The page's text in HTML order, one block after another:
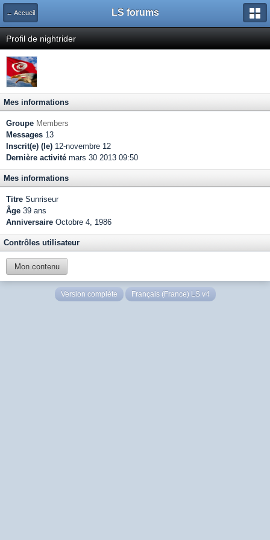
← Accueil LS forums
Profil de nightrider
Mes informations
Groupe Members
Messages 13
Inscrit(e) (le) 12-novembre 12
Dernière activité mars 30 2013 09:50
Mes informations
Titre Sunriseur
Âge 39 ans
Anniversaire Octobre 4, 1986
Contrôles utilisateur
Mon contenu
Version complète Français (France) LS v4